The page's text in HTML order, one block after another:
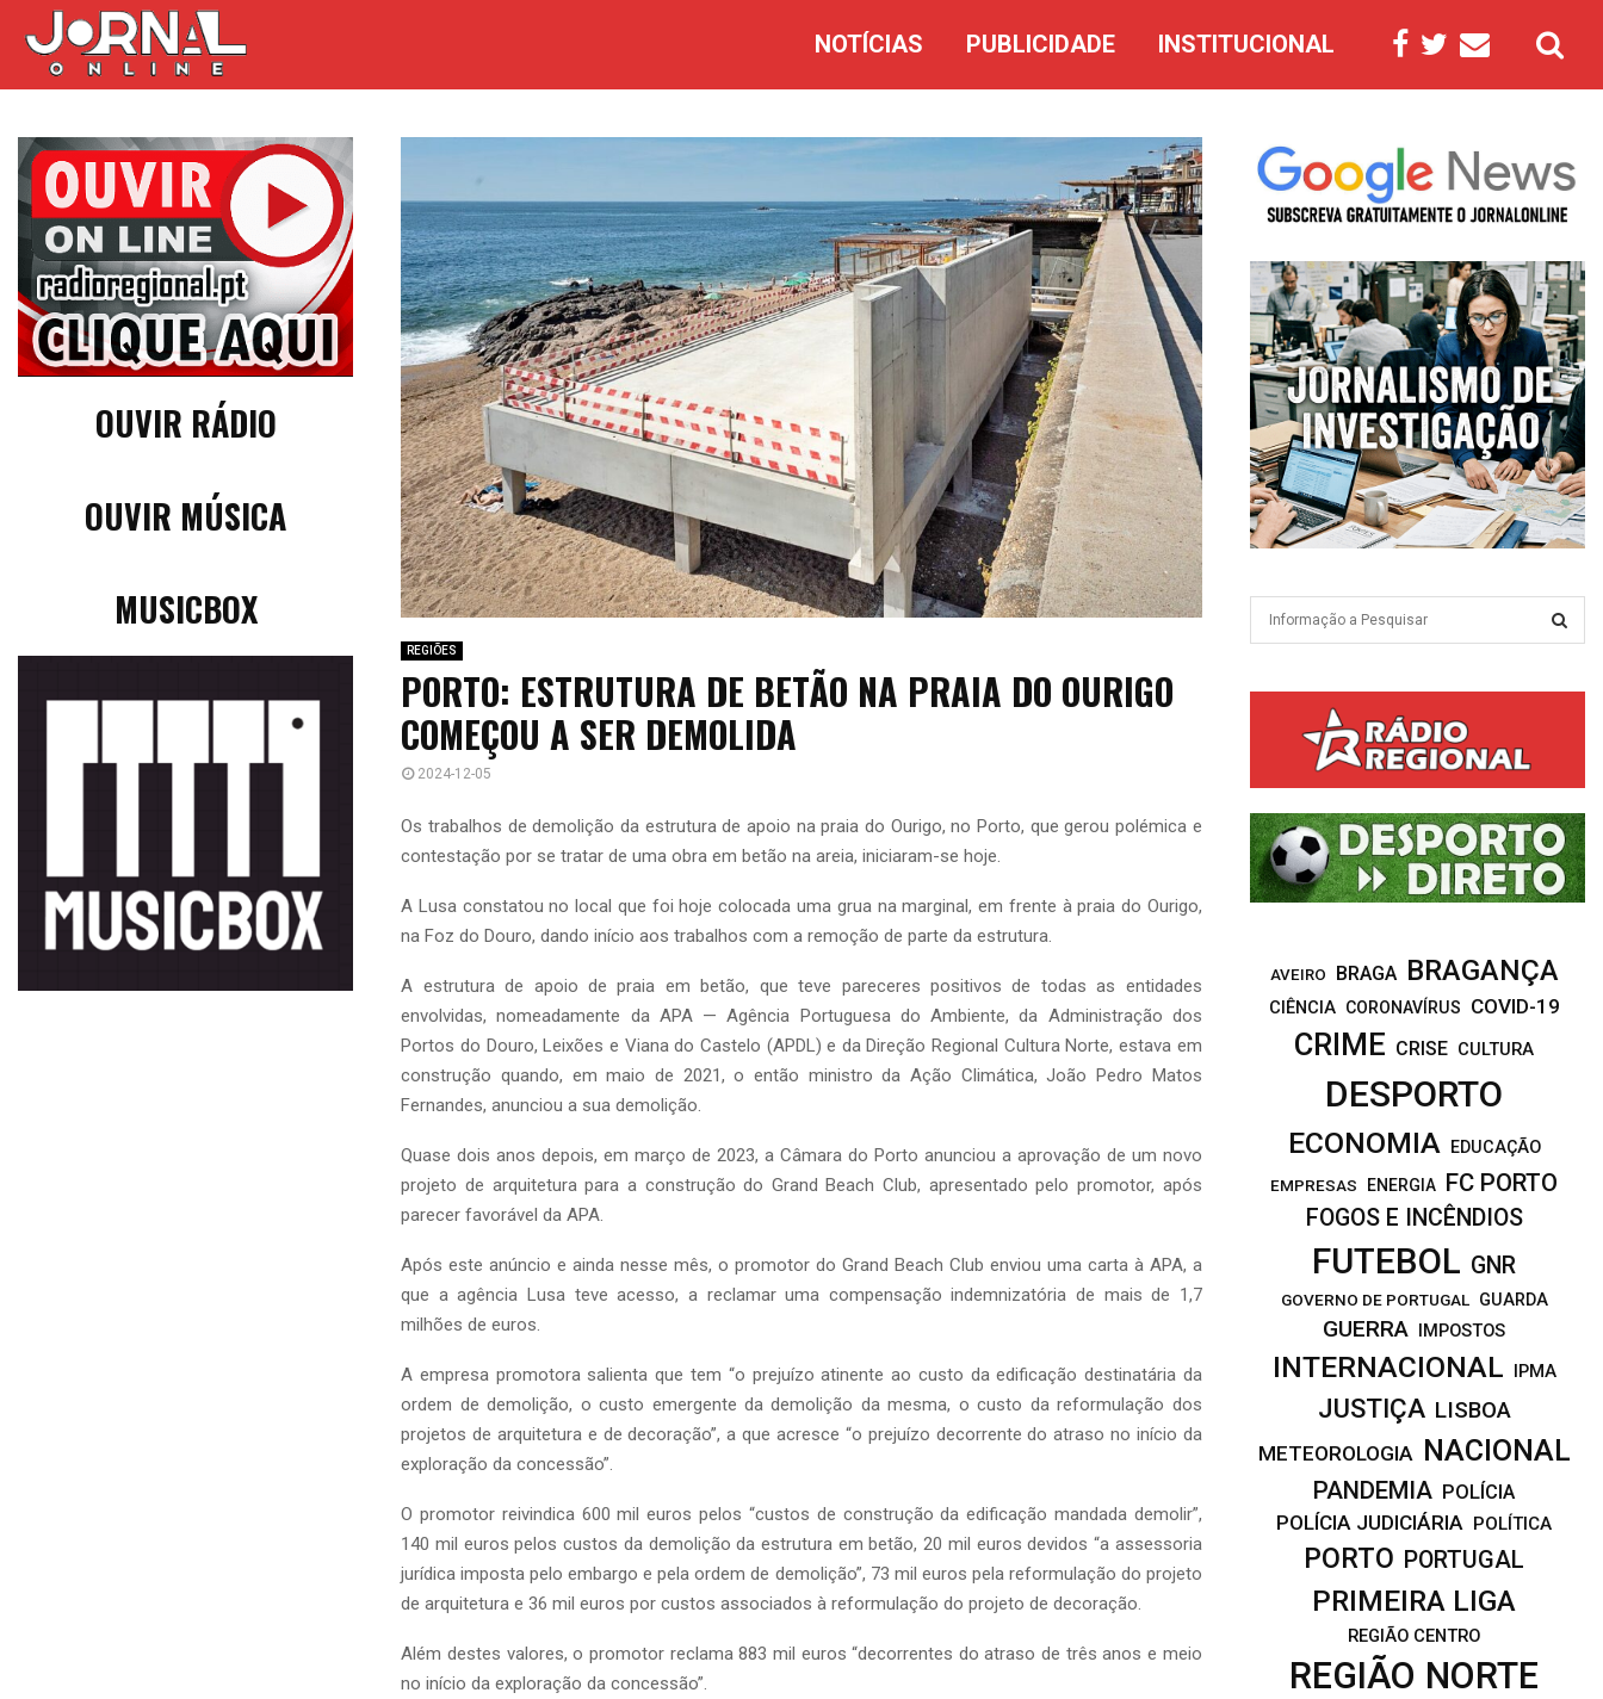
NOTÍCIAS PUBLICIDADE INSTITUCIONAL
REGIÕES
PORTO: ESTRUTURA DE BETÃO NA PRAIA DO OURIGO
COMEÇOU A SER DEMOLIDA
2024-12-05
Os trabalhos de demolição da estrutura de apoio na praia do Ourigo, no Porto, que gerou polémica e
contestação por se tratar de uma obra em betão na areia, iniciaram-se hoje.
A Lusa constatou no local que foi hoje colocada uma grua na marginal, em frente à praia do Ourigo,
na Foz do Douro, dando início aos trabalhos com a remoção de parte da estrutura.
A estrutura de apoio de praia em betão, que teve pareceres positivos de todas as entidades
envolvidas, nomeadamente da APA — Agência Portuguesa do Ambiente, da Administração dos
Portos do Douro, Leixões e Viana do Castelo (APDL) e da Direção Regional Cultura Norte, estava em
construção quando, em maio de 2021, o então ministro da Ação Climática, João Pedro Matos
Fernandes, anunciou a sua demolição.
Quase dois anos depois, em março de 2023, a Câmara do Porto anunciou a aprovação de um novo
projeto de arquitetura para a construção do Grand Beach Club, apresentado pelo promotor, após
parecer favorável da APA.
Após este anúncio e ainda nesse mês, o promotor do Grand Beach Club enviou uma carta à APA, a
que a agência Lusa teve acesso, a reclamar uma compensação indemnizatória de mais de 1,7
milhões de euros.
A empresa promotora salienta que tem “o prejuízo atinente ao custo da edificação destinatária da
ordem de demolição, o custo emergente da demolição da mesma, o custo da reformulação dos
projetos de arquitetura e de decoração”, a que acresce “o prejuízo decorrente do atraso no início da
exploração da concessão”.
O promotor reivindica 600 mil euros pelos “custos de construção da edificação mandada demolir”,
140 mil euros pelos custos da demolição da estrutura em betão, 20 mil euros devidos “a assessoria
jurídica imposta pelo embargo e pela ordem de demolição”, 73 mil euros pela reformulação do projeto
de arquitetura e 36 mil euros por custos associados à reformulação do projeto de decoração.
Além destes valores, o promotor reclama 883 mil euros “decorrentes do atraso de três anos e meio
no início da exploração da concessão”.
OUVIR RÁDIO
OUVIR MÚSICA
MUSICBOX
o
r
:
R
C
H
AVEIRO BRAGA BRAGANÇA
CIÊNCIA CORONAVÍRUS COVID-19
CRIME CRISE CULTURA
DESPORTO
ECONOMIA
EDUCAÇÃO
EMPRESAS
ENERGIA FC PORTO
FOGOS E INCÊNDIOS
FUTEBOL GNR
GOVERNO DE PORTUGAL GUARDA
GUERRA IMPOSTOS
INTERNACIONAL IPMA
JUSTIÇA LISBOA
METEOROLOGIA NACIONAL
PANDEMIA POLÍCIA
POLÍCIA JUDICIÁRIA POLÍTICA
PORTO PORTUGAL
PRIMEIRA LIGA
REGIÃO CENTRO
REGIÃO NORTE